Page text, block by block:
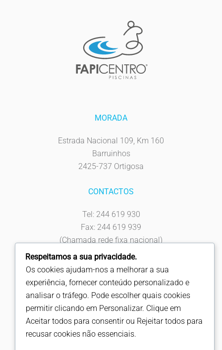
MORADA
Estrada Nacional 109, Km 160
Barruinhos
2425-737 Ortigosa
CONTACTOS
Tel: 244 619 930
Fax: 244 619 939
(Chamada rede fixa nacional)
info@fapicentro.pt
SIGA-NOS
Política de Privacidade
Respeitamos a sua privacidade.
Os cookies ajudam-nos a melhorar a sua
experiência, fornecer conteúdo personalizado e
analisar o tráfego. Pode escolher quais cookies
permitir clicando em Personalizar. Clique em
Aceitar todos para consentir ou Rejeitar todos para
recusar cookies não essenciais.